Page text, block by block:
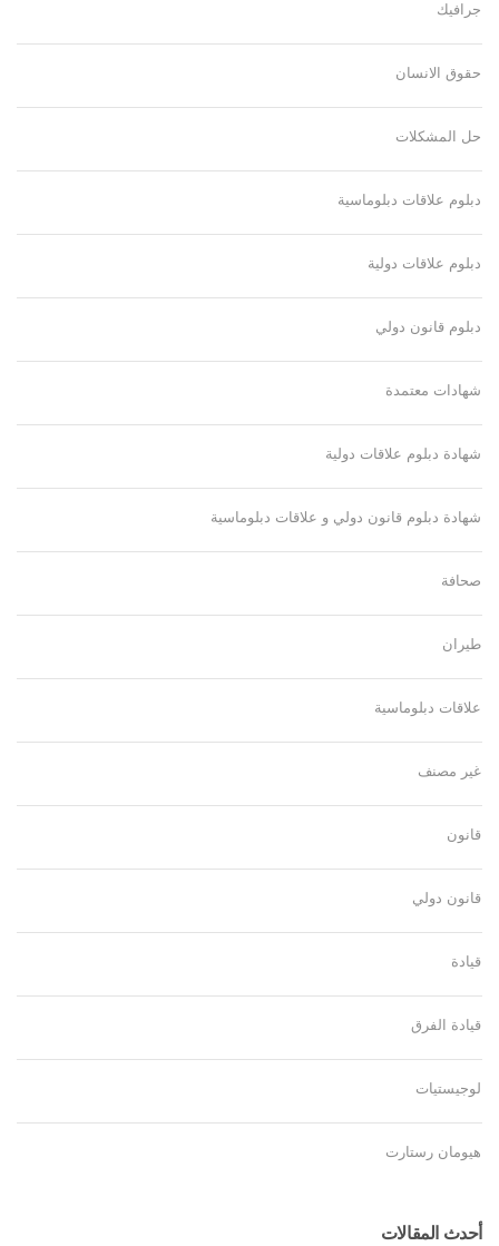
جرافيك
حقوق الانسان
حل المشكلات
دبلوم علاقات دبلوماسية
دبلوم علاقات دولية
دبلوم قانون دولي
شهادات معتمدة
شهادة دبلوم علاقات دولية
شهادة دبلوم قانون دولي و علاقات دبلوماسية
صحافة
طيران
علاقات دبلوماسية
غير مصنف
قانون
قانون دولي
قيادة
قيادة الفرق
لوجيستيات
هيومان رستارت
أحدث المقالات